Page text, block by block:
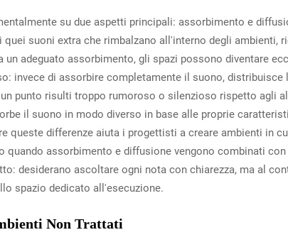
su due aspetti principali: assorbimento e
suoni extra che rimbalzano all'interno degli ambienti,
un adeguato assorbimento, gli spazi possono diventare
invece di assorbire completamente il suono,
punto risulti troppo rumoroso o silenzioso rispetto agli
il suono in modo diverso in base alle proprie
queste differenze aiuta i progettisti a creare ambienti in
assorbimento e diffusione vengono combinati
desiderano ascoltare ogni nota con chiarezza, ma al
spazio dedicato all'esecuzione.
Non Trattati